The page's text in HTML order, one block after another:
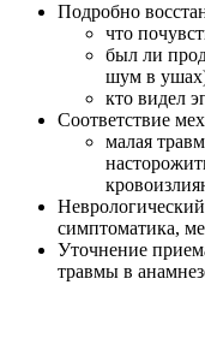
Подробно
что
был ли
шум в
кто видел
Соответствие
малая
симптоматика,
Уточнение
травмы в